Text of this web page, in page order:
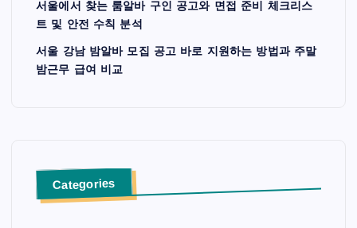
서울에서 찾는 룸알바 구인 공고와 면접 준비 체크리스
트 및 안전 수칙 분석
서울 강남 밤알바 모집 공고 바로 지원하는 방법과 주말
밤근무 급여 비교
Categories